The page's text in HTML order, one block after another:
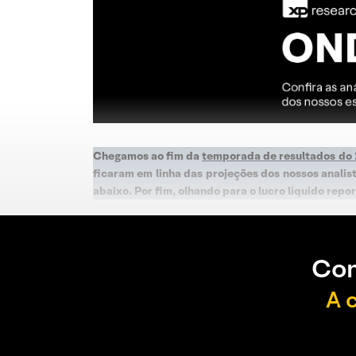
Chegamos ao fim datemporada de resultados do
ficaram em linha das projeções dos nossos
abaixo. Por fim, olhando para o lucro líquido
A